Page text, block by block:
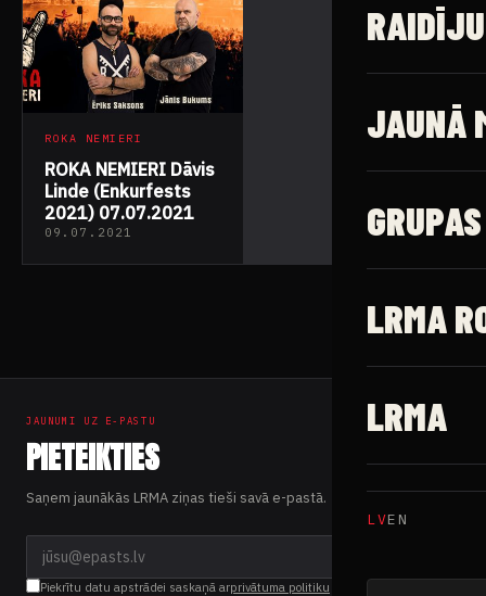
JAUNĀ
GRUPAS
LRMA
LRMA
LVEN
ROKA NEMIERI
ROKA NEMIERI Dāvis
Linde (Enkurfests
2021) 07.07.2021
09.07.2021
JAUNUMI UZ E-PASTU
PIETEIKTIES
Saņem jaunākās LRMA ziņas tieši savā e-pastā.
Piekrītu datu apstrādei saskaņā arprivātuma politiku